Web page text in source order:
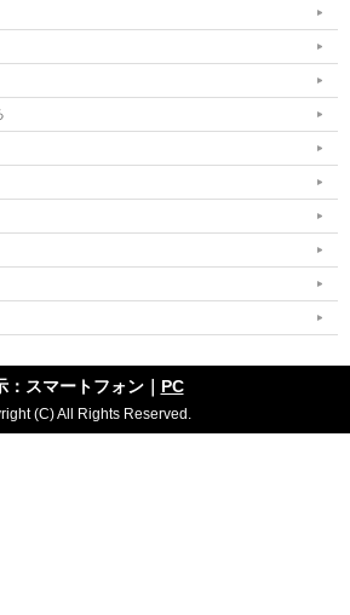
：スマートフォン｜ PC
(C) All Rights Reserved.